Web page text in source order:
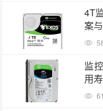
服务器硬盘价格(196)
4T
案
监
用